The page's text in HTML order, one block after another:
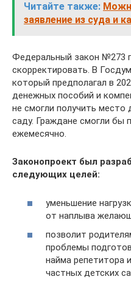
Читайте также:
заявление из суда и
Федеральный закон №273
скорректировать. В
который предполагал в
денежных пособий и
не смогли получить место
саду. Граждане смогли бы
ежемесячно.
Законопроект был
следующих целей:
уменьшение
от наплыва
позволит
проблемы
найма репетитора
частных детских